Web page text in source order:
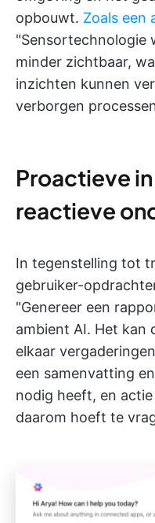
opbouwt. Zoals een
"Sensortechnologie
minder zichtbaar,
inzichten kunnen
verborgen
Proactieve
reactieve
In tegenstelling tot
gebruiker-
"Genereer een
ambient AI. Het kan
elkaar
een samenvatting
nodig heeft, en
daarom hoeft te